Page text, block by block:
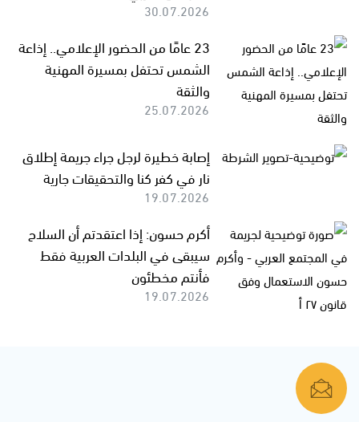
30.07.2026
23 عامًا من الحضور الإعلامي.. إذاعة
الشمس تحتفل بمسيرة المهنية
والثقة
25.07.2026
إصابة خطيرة لرجل جراء جريمة إطلاق
نار في كفر كنا والتحقيقات جارية
19.07.2026
أكرم حسون: إذا اعتقدتم أن السلاح
سيبقى في البلدات العربية فقط
فأنتم مخطئون
19.07.2026